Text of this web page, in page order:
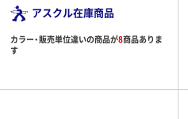
アスクル在庫商品
カラー・販売単位違いの商品が8商品ありま
す